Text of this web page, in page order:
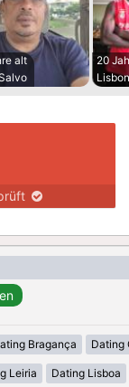
alt
20
Lisbon
Bragança Dating
Leiria Dating Lisboa